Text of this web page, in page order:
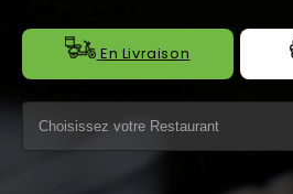
ACCUEIL
LA CARTE
En Livraison